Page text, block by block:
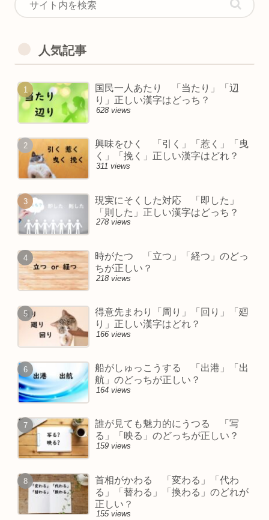
人気記事
国民一人あたり 「当たり」「辺
り」正しい漢字はどっち？
628 views
興味をひく 「引く」「惹く」「曳
く」「挽く」正しい漢字はどれ？
311 views
現実にそくした対応 「即した」
「則した」正しい漢字はどっち？
278 views
時がたつ 「立つ」「経つ」のどっ
ちが正しい？
218 views
得意先まわり「周り」「回り」「廻
り」正しい漢字はどれ？
166 views
船がしゅっこうする 「出港」「出
航」のどっちが正しい？
164 views
誰が見ても魅力的にうつる 「写
る」「映る」のどっちが正しい？
159 views
首相がかわる 「変わる」「代わ
る」「替わる」「換わる」のどれが
正しい？
155 views